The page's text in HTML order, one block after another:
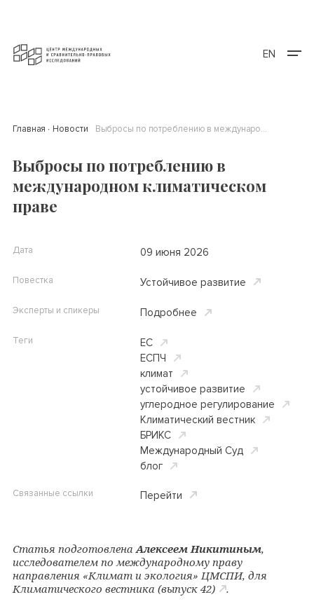
EN
Главная Новости Выбросы по потреблению в международном климатическом праве
Выбросы по потреблению в
международном климатическом
праве
Статья подготовлена Алексеем Никитиным,
исследователем по международному праву
направления «Климат и экология» ЦМСПИ, для
Климатического вестника (выпуск 42)
.
Дата 09 июня 2026
Повестка Устойчивое развитие
Эксперты и спикеры Подробнее
Теги
ЕС
ЕСПЧ
климат
устойчивое развитие
углеродное регулирование
Климатический вестник
БРИКС
Международный Суд
блог
Связанные ссылки Перейти